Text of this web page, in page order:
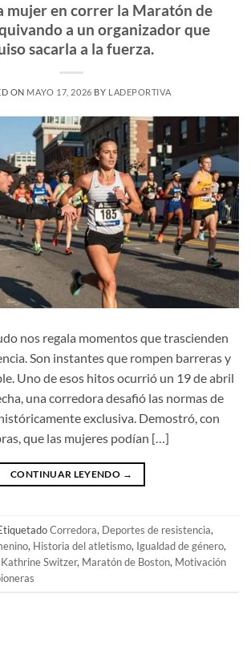
mujer en correr la Maratón de
a un organizador que
sacarla a la fuerza.
ON MAYO 17, 2026 BY LADEPORTIVA
nos regala momentos que trascienden
Son instantes que rompen barreras y
Uno de esos hitos ocurrió un 19 de abril
una corredora desafió las normas de
exclusiva. Demostró, con
que las mujeres podían […]
CONTINUAR LEYENDO →
Corredora, Deportes de resistencia,
, Historia del atletismo, Igualdad de género,
Kathrine Switzer, Maratón de Boston, Motivación